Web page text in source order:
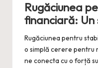
Rugăciunea
financiară: Un
Rugăciunea pentru
o simplă cerere pentru
ne conecta cu o forță